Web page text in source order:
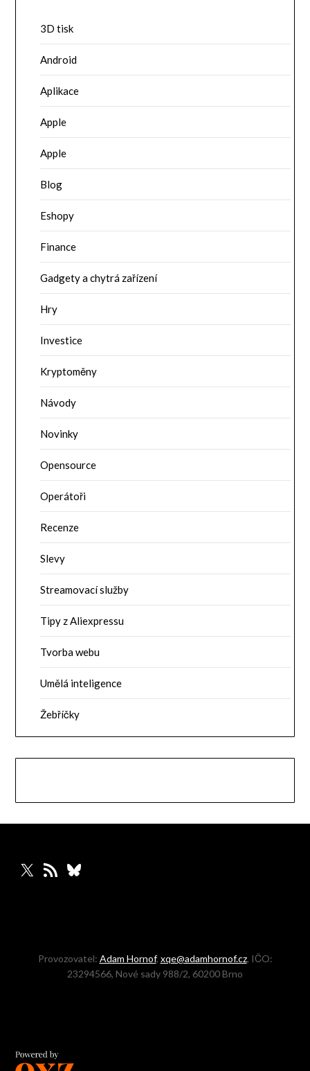
3D tisk
Android
Aplikace
Apple
Apple
Blog
Eshopy
Finance
Gadgety a chytrá zařízení
Hry
Investice
Kryptoměny
Návody
Novinky
Opensource
Operátoři
Recenze
Slevy
Streamovací služby
Tipy z Aliexpressu
Tvorba webu
Umělá inteligence
Žebříčky
X RSS zdrojBluesky
Provozovatel: Adam Hornof, xqe@adamhornof.cz, IČO:
23294566, Nové sady 988/2, 60200 Brno